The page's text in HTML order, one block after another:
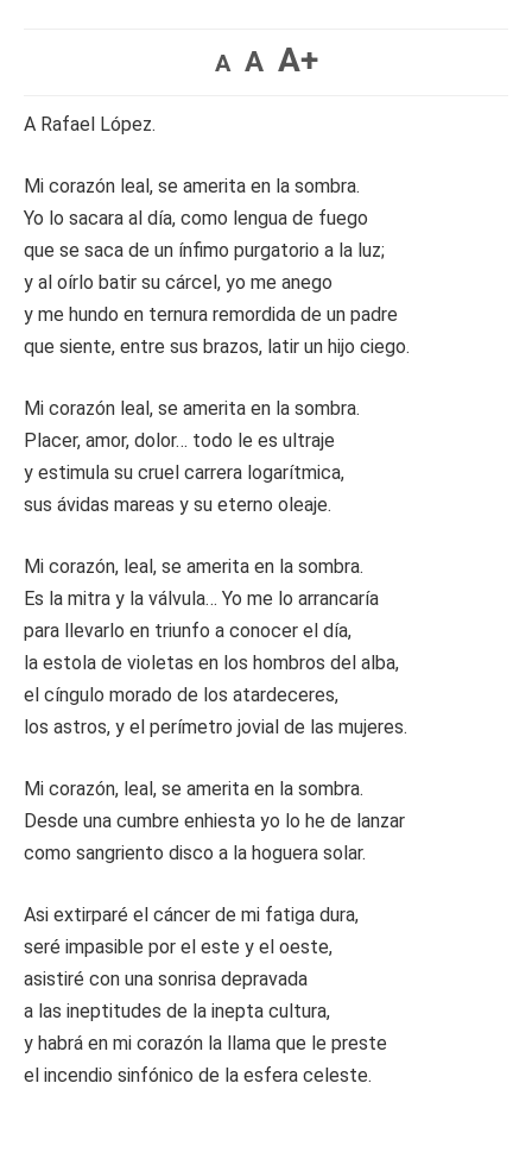
A A A+
A Rafael López.
Mi corazón leal, se amerita en la sombra.
Yo lo sacara al día, como lengua de fuego
que se saca de un ínfimo purgatorio a la luz;
y al oírlo batir su cárcel, yo me anego
y me hundo en ternura remordida de un padre
que siente, entre sus brazos, latir un hijo ciego.
Mi corazón leal, se amerita en la sombra.
Placer, amor, dolor… todo le es ultraje
y estimula su cruel carrera logarítmica,
sus ávidas mareas y su eterno oleaje.
Mi corazón, leal, se amerita en la sombra.
Es la mitra y la válvula… Yo me lo arrancaría
para llevarlo en triunfo a conocer el día,
la estola de violetas en los hombros del alba,
el cíngulo morado de los atardeceres,
los astros, y el perímetro jovial de las mujeres.
Mi corazón, leal, se amerita en la sombra.
Desde una cumbre enhiesta yo lo he de lanzar
como sangriento disco a la hoguera solar.
Asi extirparé el cáncer de mi fatiga dura,
seré impasible por el este y el oeste,
asistiré con una sonrisa depravada
a las ineptitudes de la inepta cultura,
y habrá en mi corazón la llama que le preste
el incendio sinfónico de la esfera celeste.